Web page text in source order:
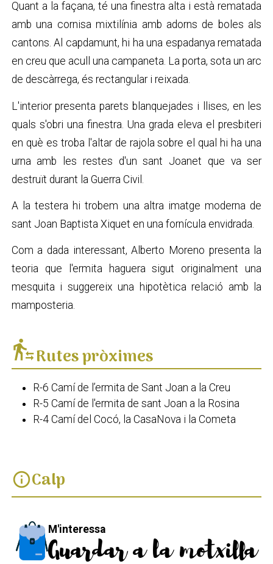
Quant a la façana, té una finestra alta i està rematada
amb una cornisa mixtilínia amb adorns de boles als
cantons. Al capdamunt, hi ha una espadanya rematada
en creu que acull una campaneta. La porta, sota un arc
de descàrrega, és rectangular i reixada.
L'interior presenta parets blanquejades i llises, en les
quals s'obri una finestra. Una grada eleva el presbiteri
en què es troba l'altar de rajola sobre el qual hi ha una
urna amb les restes d'un sant Joanet que va ser
destruït durant la Guerra Civil.
A la testera hi trobem una altra imatge moderna de
sant Joan Baptista Xiquet en una fornícula envidrada.
Com a dada interessant, Alberto Moreno presenta la
teoria que l'ermita haguera sigut originalment una
mesquita i suggereix una hipotètica relació amb la
mamposteria.
transfer_within_a_stationRutes pròximes
R-6 Camí de l’ermita de Sant Joan a la Creu
R-5 Camí de l'ermita de sant Joan a la Rosina
R-4 Camí del Cocó, la CasaNova i la Cometa
infoCalp
M'interessa
Guardar a la motxilla